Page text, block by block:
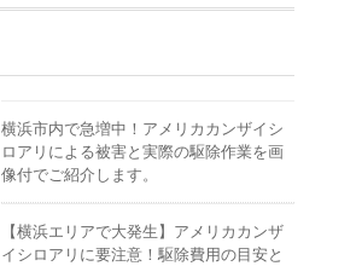
横浜市内で急増中！アメリカカンザイシ
ロアリによる被害と実際の駆除作業を画
像付でご紹介します。
【横浜エリアで大発生】アメリカカンザ
イシロアリに要注意！駆除費用の目安と